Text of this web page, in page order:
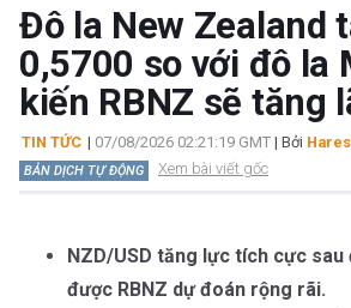
Đô la New Zealand
0,5700 so với đô la
kiến RBNZ sẽ tăng
TIN TỨC | 07/08/2026 02:21:19 GMT | Bởi
BẢN DỊCH TỰ ĐỘNG Xem bài viết gốc
NZD/USD tăng lực tích cực
được RBNZ dự đoán rộng rãi.